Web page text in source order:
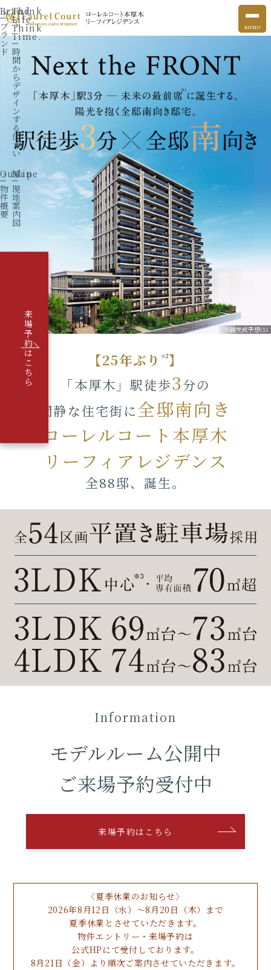
Brand
ブ
ラ
ン
ド
Think
Life,
Think
Time.
時
間
か
ら
デ
ザ
イ
ン
す
る
住
ま
い
Outline
物
件
概
要
Map
現
地
案
内
図
件
エ
ン
ト
リ
ー
は
こ
ち
リ
ー
者
様
限
定
サ
イ
来
場
予
約
は
こ
ち
ら
外観完成予想CG
【25年ぶり ※2】
「本厚木」駅徒歩3分の
閑静な住宅街に全邸南向き
ローレルコート本厚木
リーフィアレジデンス
全88邸、誕生。
Information
モデルルーム公開中
ご来場予約受付中
来場予約はこちら
〈夏季休業のお知らせ〉
2026年8月12日（水）～8月20日（木）まで
夏季休業とさせていただきます。
物件エントリー・来場予約は
公式HPにて受付しております。
8月21日（金）より 順次ご案内させていただきます。